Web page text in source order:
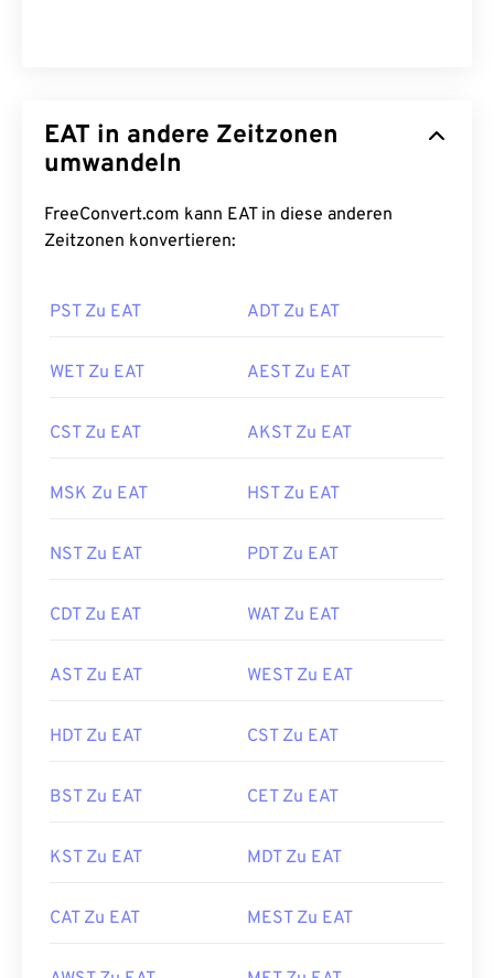
EAT in andere Zeitzonen
umwandeln
FreeConvert.com kann EAT in diese anderen
Zeitzonen konvertieren:
PST Zu EAT ADT Zu EAT
WET Zu EAT AEST Zu EAT
CST Zu EAT AKST Zu EAT
MSK Zu EAT HST Zu EAT
NST Zu EAT PDT Zu EAT
CDT Zu EAT WAT Zu EAT
AST Zu EAT WEST Zu EAT
HDT Zu EAT CST Zu EAT
BST Zu EAT CET Zu EAT
KST Zu EAT MDT Zu EAT
CAT Zu EAT MEST Zu EAT